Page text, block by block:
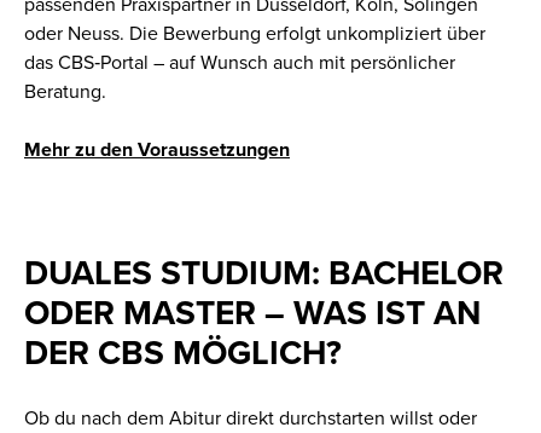
passenden Praxispartner in Düsseldorf, Köln, Solingen
oder Neuss. Die Bewerbung erfolgt unkompliziert über
das CBS‑Portal – auf Wunsch auch mit persönlicher
Beratung.
Mehr zu den Voraussetzungen
DUALES STUDIUM: BACHELOR
ODER MASTER – WAS IST AN
DER CBS MÖGLICH?
Ob du nach dem Abitur direkt durchstarten willst oder